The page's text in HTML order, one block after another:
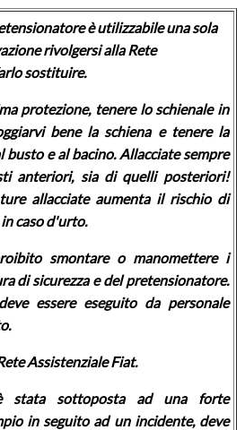
è utilizzabile una sola
rivolgersi alla Rete
sostituire.
protezione, tenere lo schienale in
bene la schiena e tenere la
e al bacino. Allacciate sempre
anteriori, sia di quelli posteriori!
allacciate aumenta il rischio di
caso d'urto.
smontare o manomettere i
di sicurezza e del pretensionatore.
essere eseguito da personale
Assistenziale Fiat.
stata sottoposta ad una forte
in seguito ad un incidente, deve